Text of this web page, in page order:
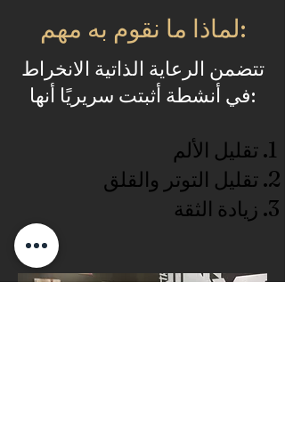
لماذا ما نقوم به مهم:
تتضمن الرعاية الذاتية الانخراط
في أنشطة أثبتت سريريًا أنها:
تقليل الألم
تقليل التوتر والقلق
زيادة الثقة